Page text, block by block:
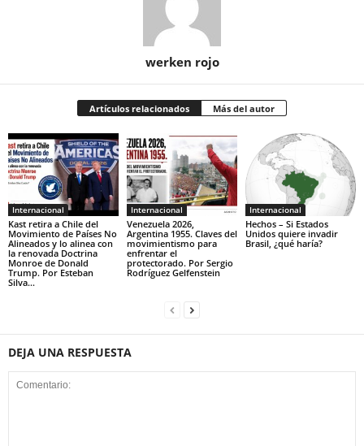
werken rojo
Artículos relacionados Más del autor
Internacional
Kast retira a Chile del
Movimiento de Países No
Alineados y lo alinea con
la renovada Doctrina
Monroe de Donald
Trump. Por Esteban
Silva...
Internacional
Venezuela 2026,
Argentina 1955. Claves del
movimientismo para
enfrentar el
protectorado. Por Sergio
Rodríguez Gelfenstein
Internacional
Hechos – Si Estados
Unidos quiere invadir
Brasil, ¿qué haría?
DEJA UNA RESPUESTA